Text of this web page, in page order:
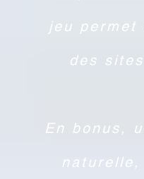
jeu permet
des
En bonus,
naturelle,